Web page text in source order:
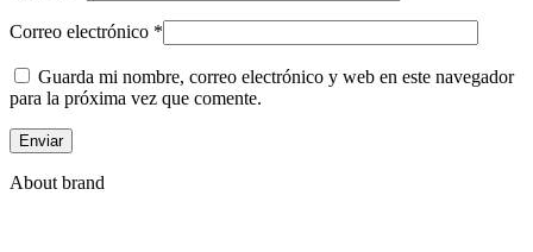
Correo electrónico *
Guarda mi nombre, correo electrónico y web en este navegador
para la próxima vez que comente.
About brand